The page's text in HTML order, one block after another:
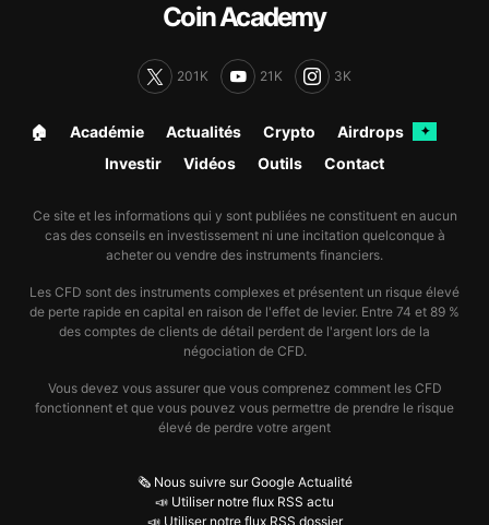
Coin Academy
201K 21K 3K
🏠︎ Académie Actualités Crypto Airdrops ✦
Investir Vidéos Outils Contact
Ce site et les informations qui y sont publiées ne constituent en aucun
cas des conseils en investissement ni une incitation quelconque à
acheter ou vendre des instruments financiers.
Les CFD sont des instruments complexes et présentent un risque élevé
de perte rapide en capital en raison de l'effet de levier. Entre 74 et 89 %
des comptes de clients de détail perdent de l'argent lors de la
négociation de CFD.
Vous devez vous assurer que vous comprenez comment les CFD
fonctionnent et que vous pouvez vous permettre de prendre le risque
élevé de perdre votre argent
🗞️ Nous suivre sur Google Actualité
📣 Utiliser notre flux RSS actu
📣 Utiliser notre flux RSS dossier